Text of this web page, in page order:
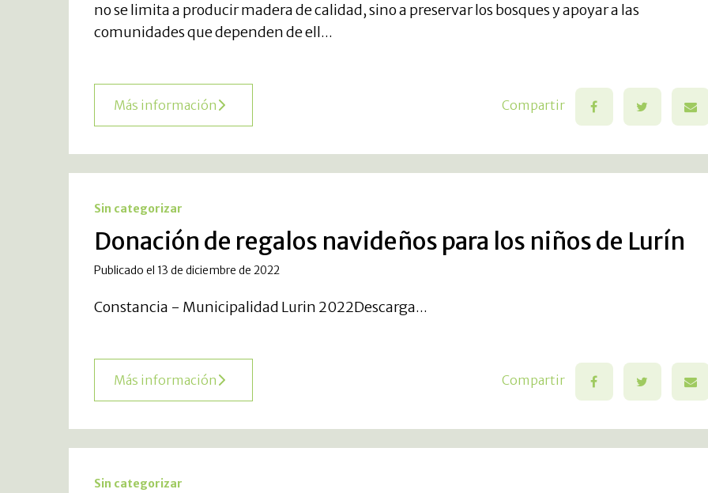
no se limita a producir madera de calidad, sino a preservar los bosques y apoyar a las
comunidades que dependen de ell...
Más información Compartir
Sin categorizar
Donación de regalos navideños para los niños de Lurín
Publicado el 13 de diciembre de 2022
Constancia - Municipalidad Lurin 2022Descarga...
Más información Compartir
Sin categorizar